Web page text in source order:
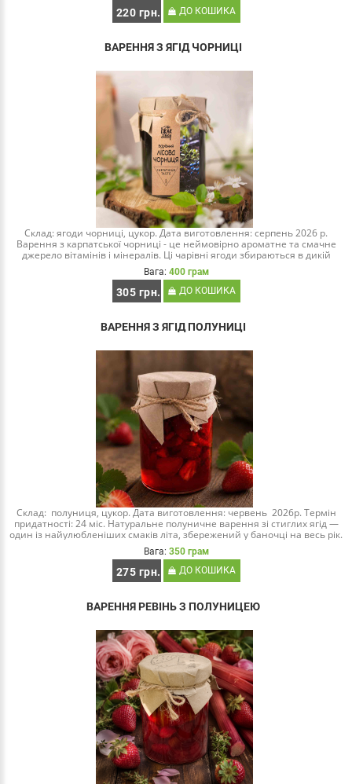
220 грн. ДО КОШИКА
ВАРЕННЯ З ЯГІД ЧОРНИЦІ
Склад: ягоди чорниці, цукор. Дата виготовлення: серпень 2026 р.
Варення з карпатської чорниці - це неймовірно ароматне та смачне
джерело вітамінів і мінералів. Ці чарівні ягоди збираються в дикій
природі на початку літа, ко..
Вага: 400 грам
305 грн. ДО КОШИКА
ВАРЕННЯ З ЯГІД ПОЛУНИЦІ
Склад: полуниця, цукор. Дата виготовлення: червень 2026р. Термін
придатності: 24 міс. Натуральне полуничне варення зі стиглих ягід —
один із найулюбленіших смаків літа, збережений у баночці на весь рік.
Ми готуємо..
Вага: 350 грам
275 грн. ДО КОШИКА
ВАРЕННЯ РЕВІНЬ З ПОЛУНИЦЕЮ